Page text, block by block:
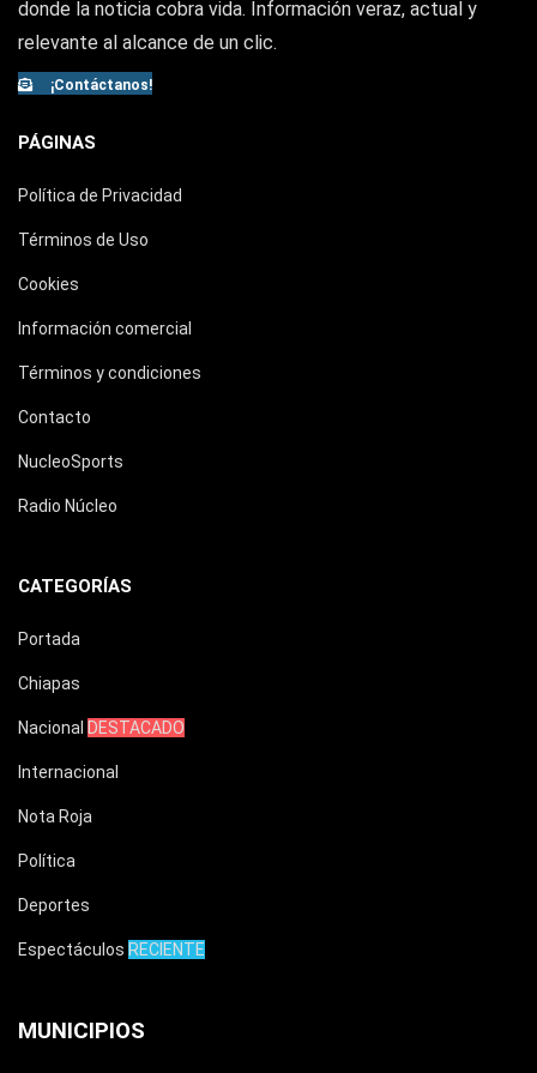
donde la noticia cobra vida. Información veraz, actual y
relevante al alcance de un clic.
¡Contáctanos!
PÁGINAS
Política de Privacidad
Términos de Uso
Cookies
Información comercial
Términos y condiciones
Contacto
NucleoSports
Radio Núcleo
CATEGORÍAS
Portada
Chiapas
Nacional DESTACADO
Internacional
Nota Roja
Política
Deportes
Espectáculos RECIENTE
MUNICIPIOS